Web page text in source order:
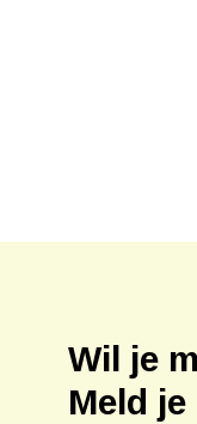
Wil je
Meld